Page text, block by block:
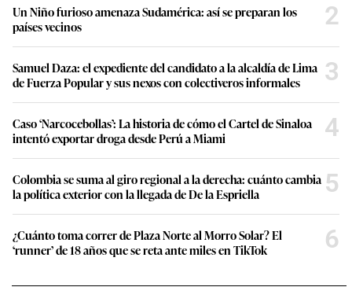
Un Niño furioso amenaza Sudamérica: así se preparan los
países vecinos
2
Samuel Daza: el expediente del candidato a la alcaldía de Lima
de Fuerza Popular y sus nexos con colectiveros informales
3
Caso ‘Narcocebollas’: La historia de cómo el Cartel de Sinaloa
intentó exportar droga desde Perú a Miami
4
Colombia se suma al giro regional a la derecha: cuánto cambia
la política exterior con la llegada de De la Espriella
5
¿Cuánto toma correr de Plaza Norte al Morro Solar? El
‘runner’ de 18 años que se reta ante miles en TikTok
6